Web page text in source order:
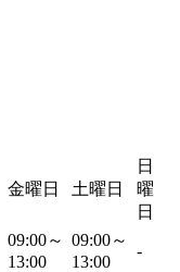
金曜日 土曜日
日
曜
日
09:00～
13:00
09:00～
13:00
-